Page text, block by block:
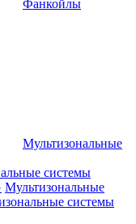
Фанкойлы
Мультизональные
системы
Мультизональные
системы